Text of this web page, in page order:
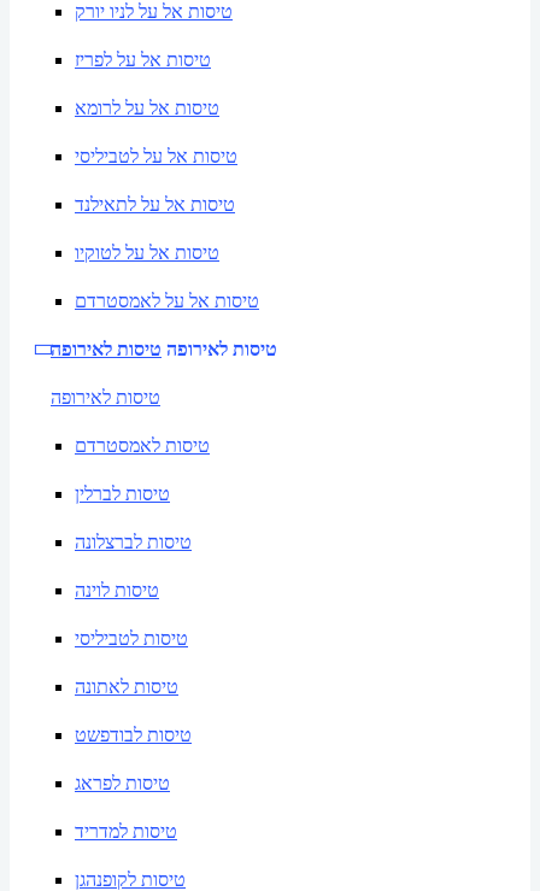
טיסות אל על לניו יורק
טיסות אל על לפריז
טיסות אל על לרומא
טיסות אל על לטביליסי
טיסות אל על לתאילנד
טיסות אל על לטוקיו
טיסות אל על לאמסטרדם
טיסות לאירופה טיסות לאירופה
טיסות לאירופה
טיסות לאמסטרדם
טיסות לברלין
טיסות לברצלונה
טיסות לוינה
טיסות לטביליסי
טיסות לאתונה
טיסות לבודפשט
טיסות לפראג
טיסות למדריד
טיסות לקופנהגן